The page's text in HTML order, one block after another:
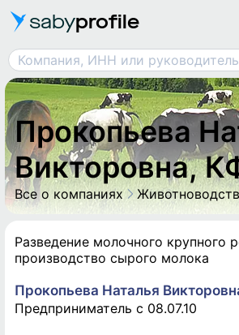
sabyprofile
Компания, ИНН или руководитель
Прокопьева
Викторовна,
Все о компаниях Животноводство и
Разведение молочного крупного
производство сырого молока
Прокопьева Наталья
Предприниматель c 08.07.10